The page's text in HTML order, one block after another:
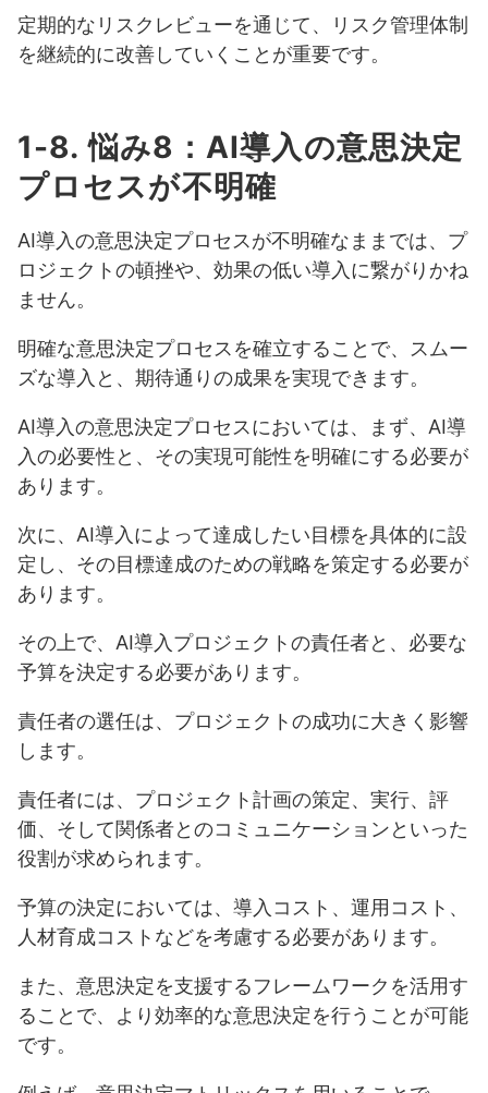
定期的なリスクレビューを通じて、リスク管理体制
を継続的に改善していくことが重要です。
1-8. 悩み8：AI導入の意思決定
プロセスが不明確
AI導入の意思決定プロセスが不明確なままでは、プ
ロジェクトの頓挫や、効果の低い導入に繋がりかね
ません。
明確な意思決定プロセスを確立することで、スムー
ズな導入と、期待通りの成果を実現できます。
AI導入の意思決定プロセスにおいては、まず、AI導
入の必要性と、その実現可能性を明確にする必要が
あります。
次に、AI導入によって達成したい目標を具体的に設
定し、その目標達成のための戦略を策定する必要が
あります。
その上で、AI導入プロジェクトの責任者と、必要な
予算を決定する必要があります。
責任者の選任は、プロジェクトの成功に大きく影響
します。
責任者には、プロジェクト計画の策定、実行、評
価、そして関係者とのコミュニケーションといった
役割が求められます。
予算の決定においては、導入コスト、運用コスト、
人材育成コストなどを考慮する必要があります。
また、意思決定を支援するフレームワークを活用す
ることで、より効率的な意思決定を行うことが可能
です。